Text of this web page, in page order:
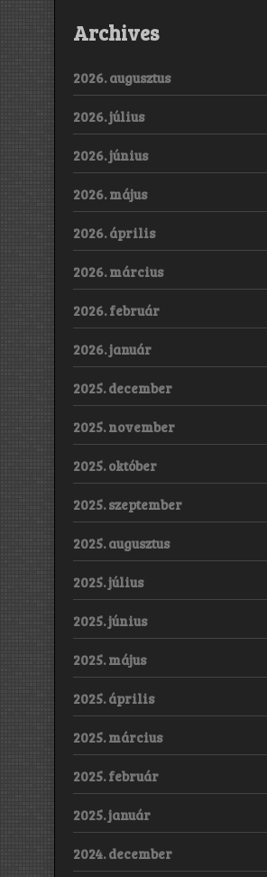
Archives
2026. augusztus
2026. július
2026. június
2026. május
2026. április
2026. március
2026. február
2026. január
2025. december
2025. november
2025. október
2025. szeptember
2025. augusztus
2025. július
2025. június
2025. május
2025. április
2025. március
2025. február
2025. január
2024. december